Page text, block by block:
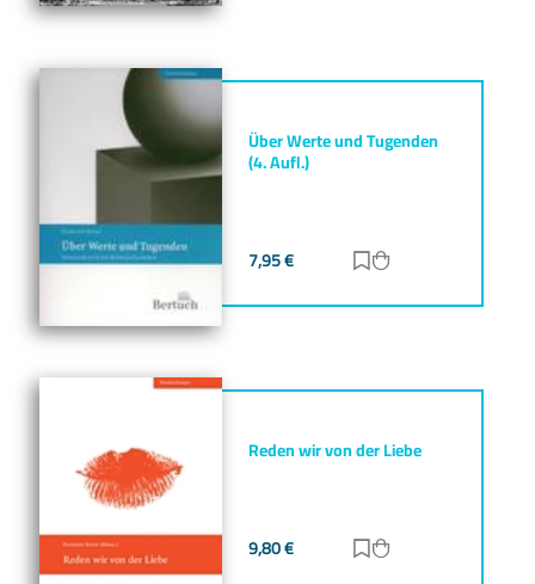
Über Werte und Tugenden
(4. Aufl.)
7,95€ Zur Merkliste
Reden wir von der Liebe
9,80€ Zur Merkliste